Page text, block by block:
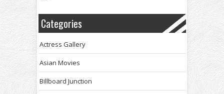
Categories
Actress Gallery
Asian Movies
Billboard Junction